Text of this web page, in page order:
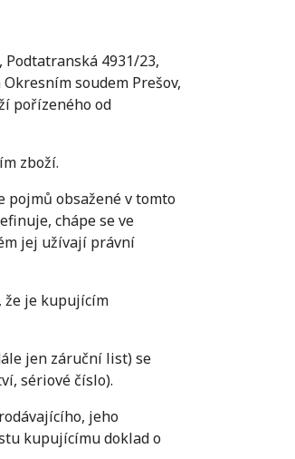
Podtatranská 4931/23,
soudem Prešov,
pořízeného od
zboží.
obsažené v tomto
chápe se ve
jej užívají právní
že je kupujícím
jen záruční list) se
sériové číslo).
jeho
kupujícímu doklad o